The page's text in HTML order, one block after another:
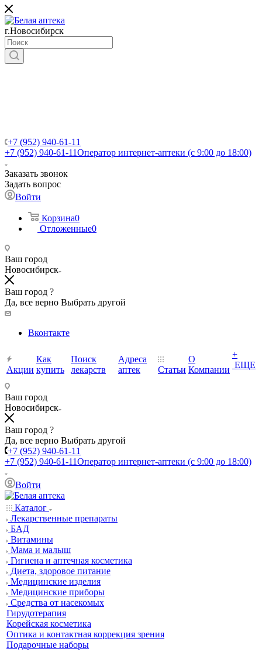
г.Новосибирск
+7 (952) 940-61-11
+7 (952) 940-61-11Оператор интернет-аптеки (с 9:00 до 18:00)
Заказать звонок
Задать вопрос
Войти
Корзина0
Отложенные0
Ваш город
Новосибирск
Ваш город ?
Да, все верно Выбрать другой
Вконтакте
Акции
Как
купить
Поиск
лекарств
Адреса
аптек
Статьи
О
Компании
+
ЕЩЕ
Ваш город
Новосибирск
Ваш город ?
Да, все верно Выбрать другой
+7 (952) 940-61-11
+7 (952) 940-61-11Оператор интернет-аптеки (с 9:00 до 18:00)
Войти
Каталог
Лекарственные препараты
БАД
Витамины
Мама и малыш
Гигиена и аптечная косметика
Диета, здоровое питание
Медицинские изделия
Медицинские приборы
Средства от насекомых
Гирудотерапия
Корейская косметика
Оптика и контактная коррекция зрения
Подарочные наборы